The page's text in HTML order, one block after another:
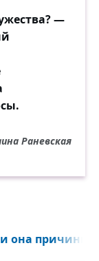
—
Раневская
она причины